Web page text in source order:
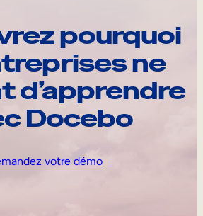
pourquoi
ne
d’apprendre
Docebo
votre démo